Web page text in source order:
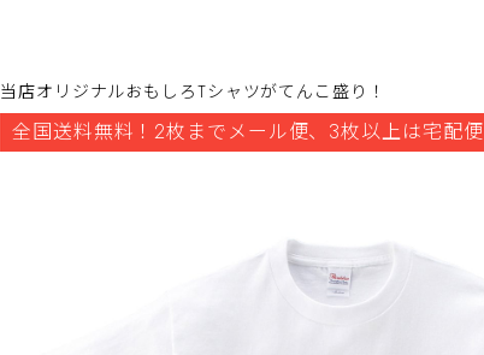
当店オリジナルおもしろTシャツがてんこ盛り！
全国送料無料！2枚までメール便、3枚以上は宅配便